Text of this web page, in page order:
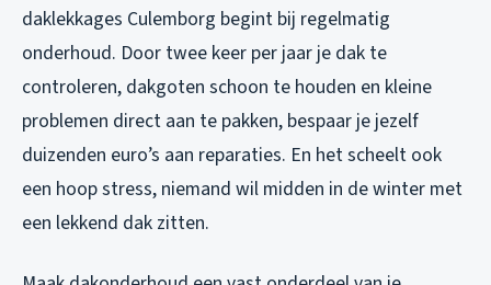
daklekkages Culemborg begint bij regelmatig
onderhoud. Door twee keer per jaar je dak te
controleren, dakgoten schoon te houden en kleine
problemen direct aan te pakken, bespaar je jezelf
duizenden euro’s aan reparaties. En het scheelt ook
een hoop stress, niemand wil midden in de winter met
een lekkend dak zitten.